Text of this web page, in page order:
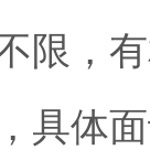
限，
具体